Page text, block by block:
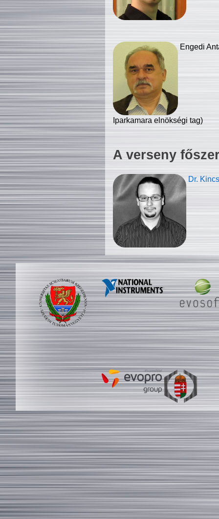
Engedi
Iparkamara elnökségi tag)
A verseny
Dr.